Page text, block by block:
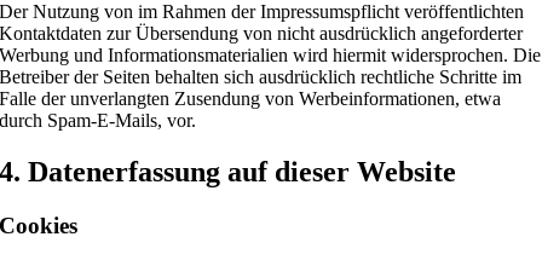
Der Nutzung von im Rahmen der Impressumspflicht veröffentlichten
Kontaktdaten zur Übersendung von nicht ausdrücklich angeforderter
Werbung und Informationsmaterialien wird hiermit widersprochen. Die
Betreiber der Seiten behalten sich ausdrücklich rechtliche Schritte im
Falle der unverlangten Zusendung von Werbeinformationen, etwa
durch Spam-E-Mails, vor.
4. Datenerfassung auf dieser Website
Cookies